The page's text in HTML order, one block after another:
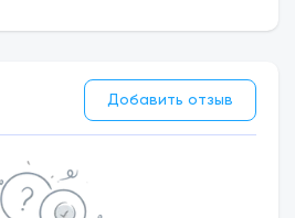
Добавить отзыв